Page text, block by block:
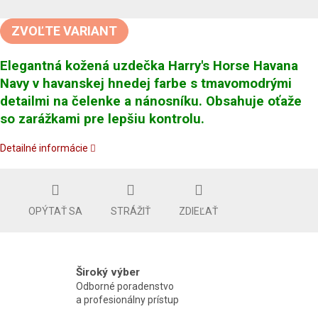
cena:
ZVOĽTE VARIANT
Elegantná kožená uzdečka Harry's Horse Havana
Navy v havanskej hnedej farbe s tmavomodrými
detailmi na čelenke a nánosníku. Obsahuje oťaže
so zarážkami pre lepšiu kontrolu.
Detailné informácie
OPÝTAŤ SA STRÁŽIŤ ZDIEĽAŤ
Široký výber
Odborné poradenstvo
a profesionálny prístup